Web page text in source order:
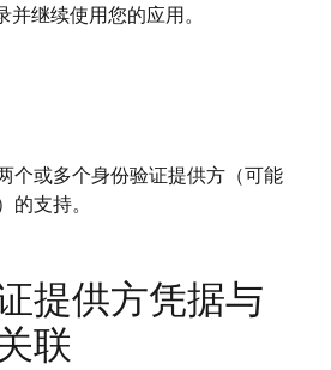
继续使用您的应用。
个或多个身份验证提供方（可能
的支持。
提供方凭据与
联